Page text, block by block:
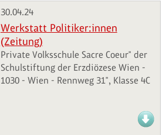
30.04.24
Werkstatt Politiker:innen
(Zeitung)
Private Volksschule Sacre Coeur" der
Schulstiftung der Erzdiözese Wien -
1030 - Wien - Rennweg 31", Klasse 4C